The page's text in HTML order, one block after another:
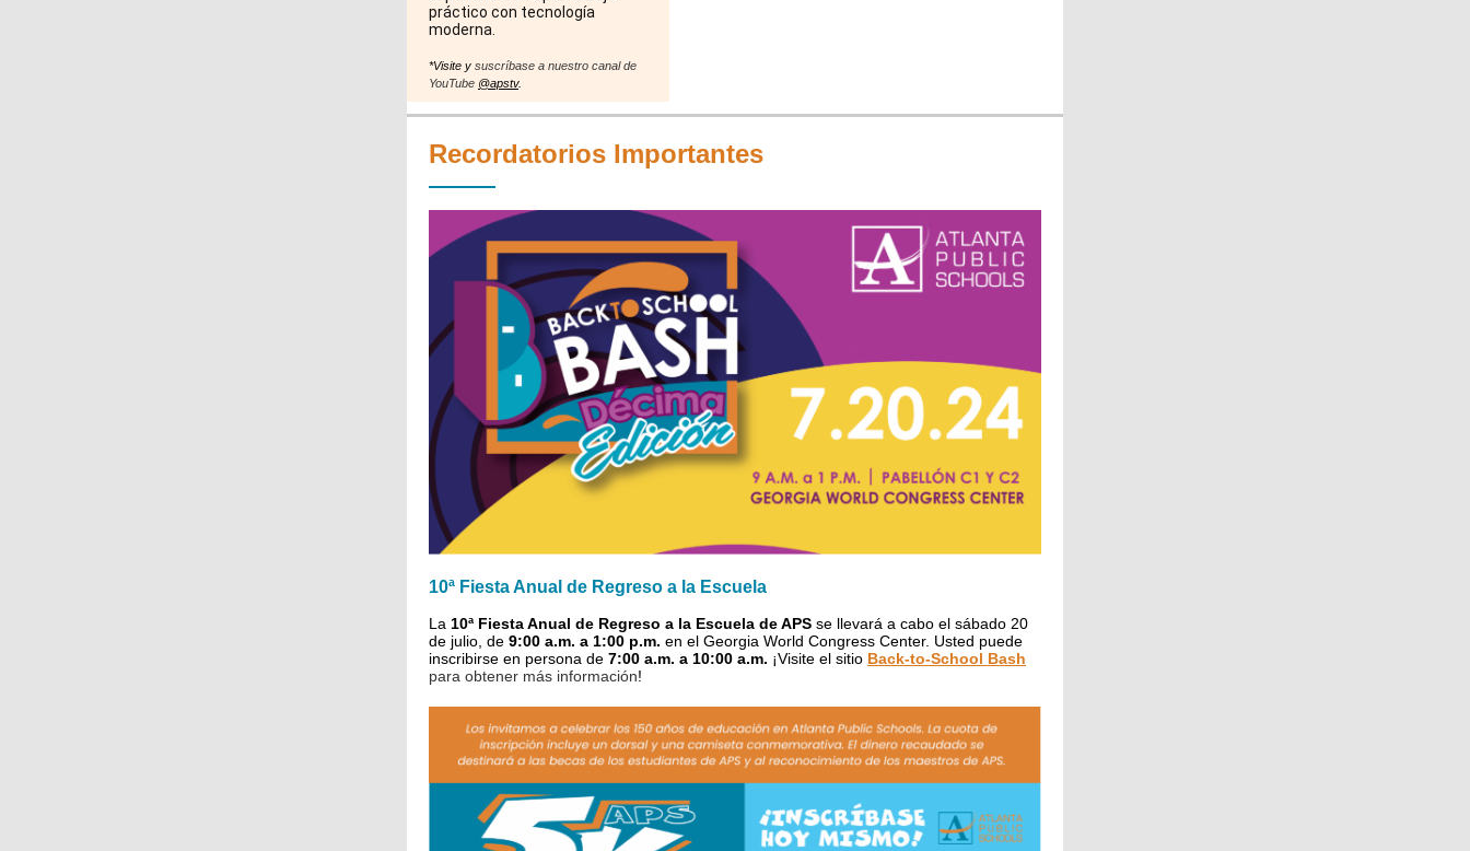
práctico con tecnología
moderna.
*Visite y suscríbase a nuestro canal de
YouTube @apstv.
Recordatorios Importantes
10ª Fiesta Anual de Regreso a la Escuela
La 10ª Fiesta Anual de Regreso a la Escuela de APS se llevará a cabo el sábado 20
de julio, de 9:00 a.m. a 1:00 p.m. en el Georgia World Congress Center. Usted puede
inscribirse en persona de 7:00 a.m. a 10:00 a.m. ¡Visite el sitio Back-to-School Bash
para obtener más información!